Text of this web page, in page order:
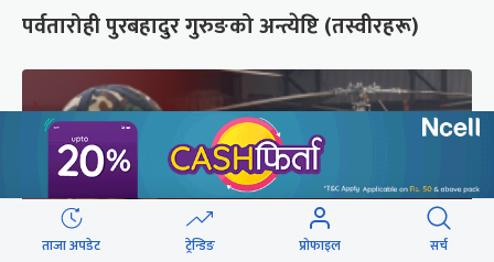
पर्वतारोही पुरबहादुर गुरुङको अन्त्येष्टि (तस्वीरहरू)
ताजा अपडेट ट्रेन्डिङ प्रोफाइल सर्च